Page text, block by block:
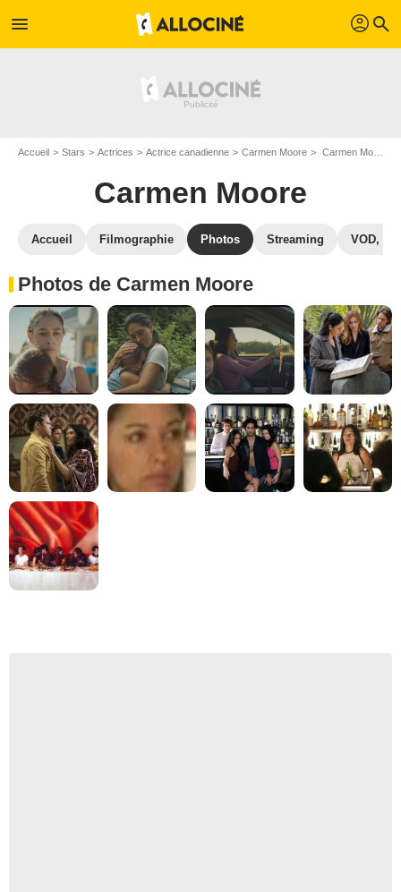
menu profil search
Accueil Stars Actrices Actrice canadienne Carmen Moore Carmen Moore : Photos de ses films et séries
Carmen Moore
Accueil Filmographie Photos Streaming VOD,
Photos de Carmen Moore